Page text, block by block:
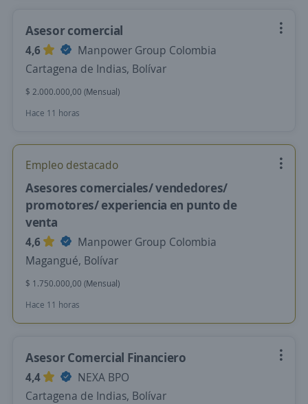
Asesor comercial
4,6
Manpower Group Colombia
Cartagena de Indias, Bolívar
$ 2.000.000,00 (Mensual)
Hace 11 horas
Empleo destacado
Asesores comerciales/ vendedores/
promotores/ experiencia en punto de
venta
4,6
Manpower Group Colombia
Magangué, Bolívar
$ 1.750.000,00 (Mensual)
Hace 11 horas
Asesor Comercial Financiero
4,4
NEXA BPO
Cartagena de Indias, Bolívar